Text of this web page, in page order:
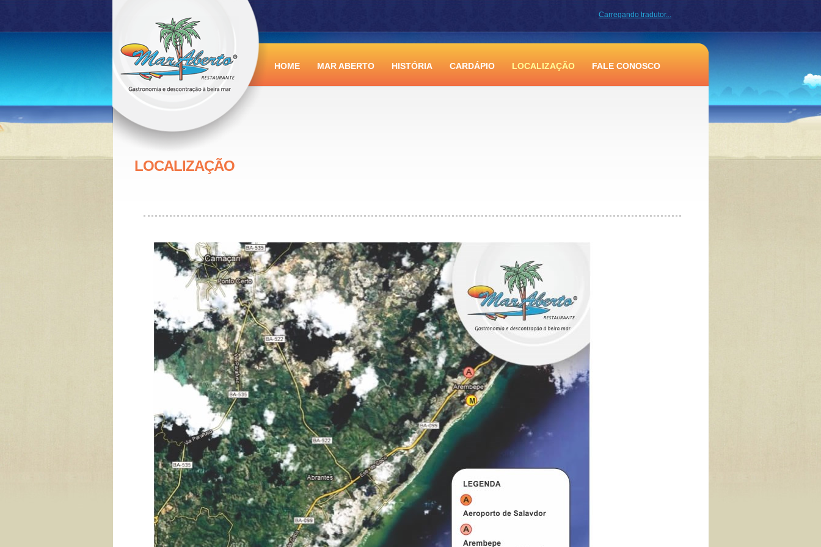
Carregando tradutor...
HOME MAR ABERTO HISTÓRIA CARDÁPIO LOCALIZAÇÃO FALE CONOSCO
LOCALIZAÇÃO